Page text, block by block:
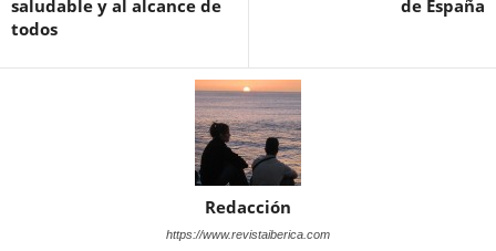
saludable y al alcance de
todos
de España
Redacción
https://www.revistaiberica.com